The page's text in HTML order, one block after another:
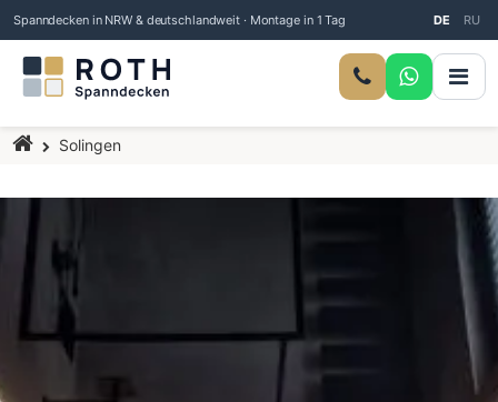
Spanndecken in NRW & deutschlandweit · Montage in 1 Tag DE RU
Startseite
Solingen